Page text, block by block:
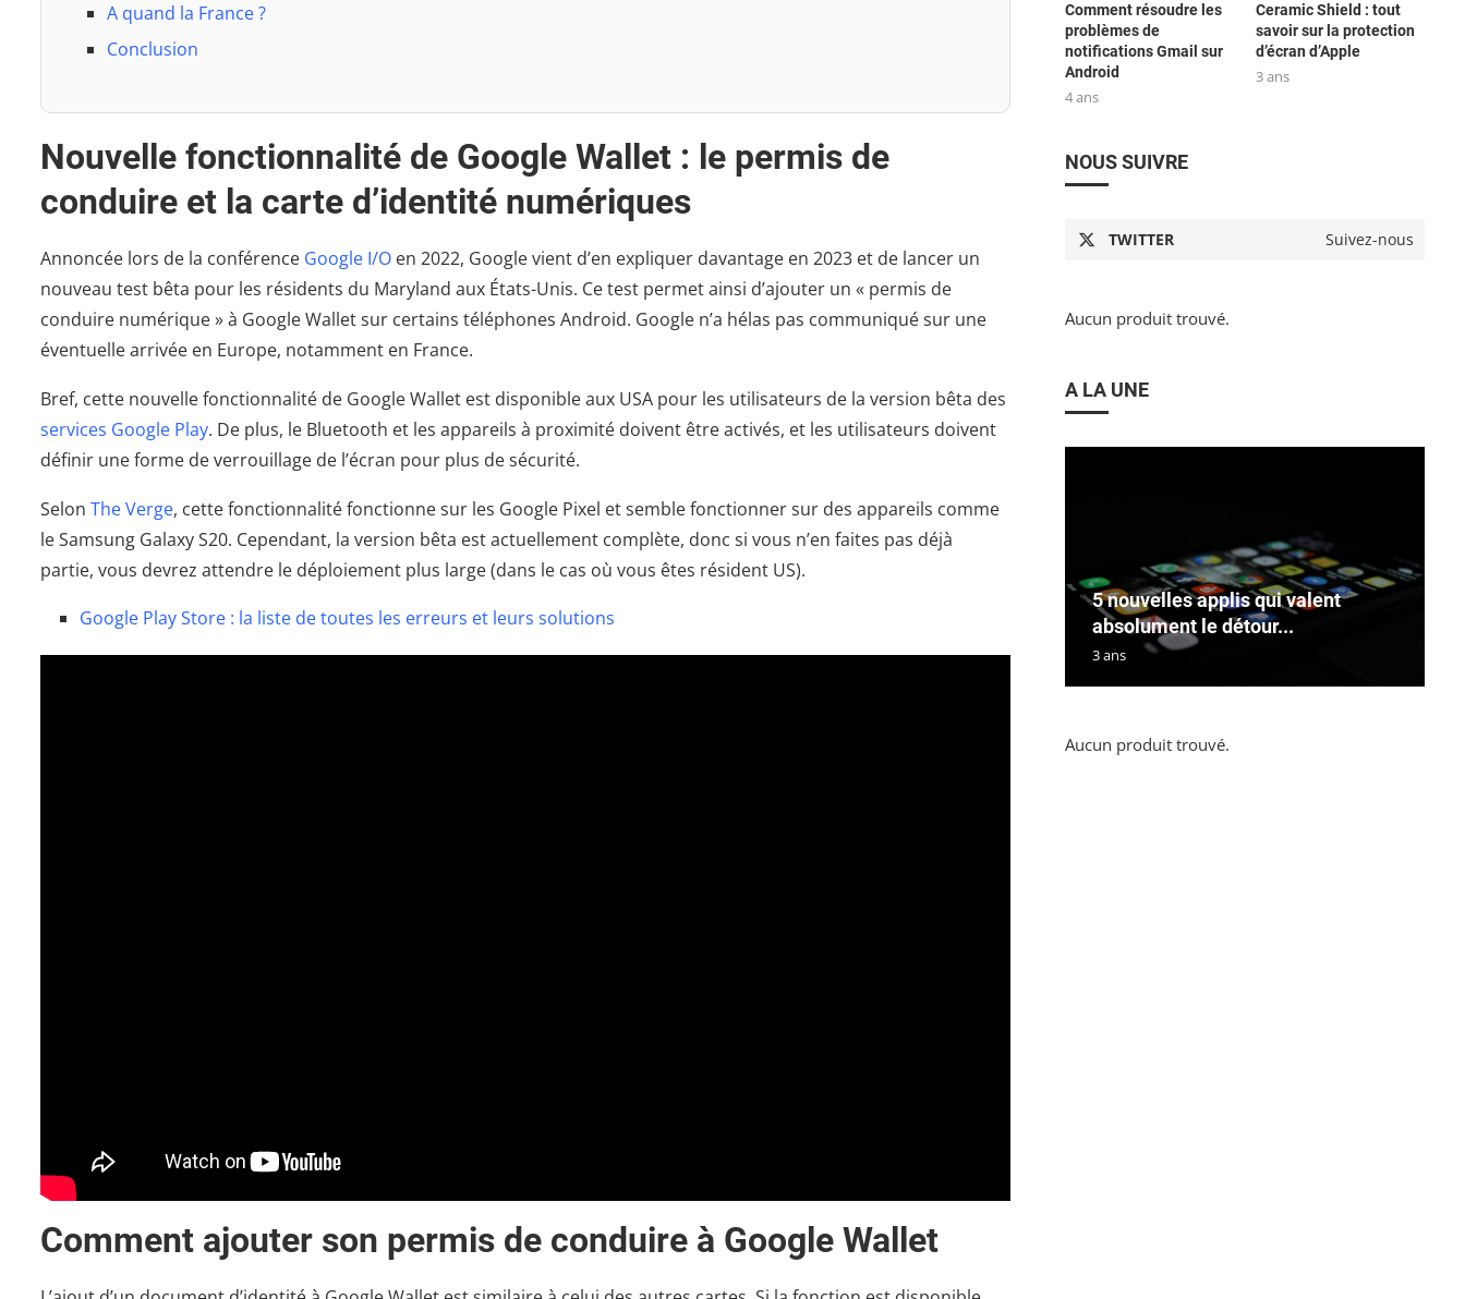
A quand la France ?
Conclusion
Nouvelle fonctionnalité de Google Wallet : le permis de
conduire et la carte d’identité numériques
Annoncée lors de la conférence Google I/O en 2022, Google vient d’en expliquer davantage en 2023 et de lancer un
nouveau test bêta pour les résidents du Maryland aux États-Unis. Ce test permet ainsi d’ajouter un « permis de
conduire numérique » à Google Wallet sur certains téléphones Android. Google n’a hélas pas communiqué sur une
éventuelle arrivée en Europe, notamment en France.
Bref, cette nouvelle fonctionnalité de Google Wallet est disponible aux USA pour les utilisateurs de la version bêta des
services Google Play. De plus, le Bluetooth et les appareils à proximité doivent être activés, et les utilisateurs doivent
définir une forme de verrouillage de l’écran pour plus de sécurité.
Selon The Verge, cette fonctionnalité fonctionne sur les Google Pixel et semble fonctionner sur des appareils comme
le Samsung Galaxy S20. Cependant, la version bêta est actuellement complète, donc si vous n’en faites pas déjà
partie, vous devrez attendre le déploiement plus large (dans le cas où vous êtes résident US).
Google Play Store : la liste de toutes les erreurs et leurs solutions
Comment ajouter son permis de conduire à Google Wallet
Comment résoudre les
problèmes de
notifications Gmail sur
Android
4 ans
Ceramic Shield : tout
savoir sur la protection
d’écran d’Apple
3 ans
NOUS SUIVRE
TWITTER Suivez-nous
Aucun produit trouvé.
A LA UNE
5 nouvelles applis qui valent
absolument le détour...
3 ans
Aucun produit trouvé.